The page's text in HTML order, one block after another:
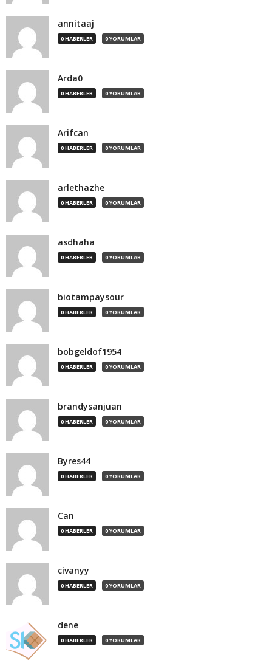
annitaaj
0 HABERLER 0 YORUMLAR
Arda0
0 HABERLER 0 YORUMLAR
Arifcan
0 HABERLER 0 YORUMLAR
arlethazhe
0 HABERLER 0 YORUMLAR
asdhaha
0 HABERLER 0 YORUMLAR
biotampaysour
0 HABERLER 0 YORUMLAR
bobgeldof1954
0 HABERLER 0 YORUMLAR
brandysanjuan
0 HABERLER 0 YORUMLAR
Byres44
0 HABERLER 0 YORUMLAR
Can
0 HABERLER 0 YORUMLAR
civanyy
0 HABERLER 0 YORUMLAR
dene
0 HABERLER 0 YORUMLAR